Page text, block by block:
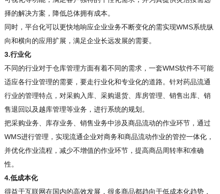
择的解决方案，降低总体拥有成本。
同时，平台化可以更快地响应企业业务不断变化的需实现WMS系统纵
向和横向的应用扩展，满足企业长远发展的需要。
3.行业化
不同的行业对于仓库管理方面有着不同的需求，一套WMS软件不可能
适应各行业管理的需要，要走行业化和专业化的道路。针对药品流通
行业的管理特点，对采购入库、采购退货、库房管理、销售出库、销
售退回以及越库管理等业务，进行系统的规划。
把采购业务、库存业务、销售业务中涉及商品流动的作业环节，通过
WMS进行管理，实现流通企业对商务和商品流动作业的管控一体化，
并优化作业流程，减少不增值的作业环节，提高商品周转率和准确
性。
4.低成本化
得益于互联网在国内的高效发展，很多商品都趋向于低成本化趋势，